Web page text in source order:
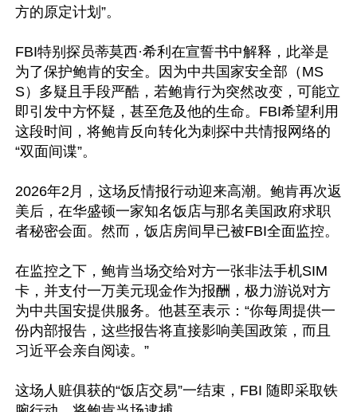
方的原定计划”。
FBI特别探员蒂莫西·希利在宣誓书中解释，此举是
为了保护鲍肯的安全。因为中共国家安全部（MS
S）多疑且手段严酷，若鲍肯行为突然改变，可能立
即引发中方怀疑，甚至危及他的生命。FBI希望利用
这段时间，将鲍肯反向转化为刺探中共情报网络的
“双面间谍”。
2026年2月，这场反情报行动迎来高潮。鲍肯再次返
美后，在华盛顿一家知名饭店与那名美国政府求职
者秘密会面。然而，饭店房间早已被FBI全面监控。
在监控之下，鲍肯当场交给对方一张非法手机SIM
卡，并支付一万美元现金作为报酬，极力游说对方
为中共国安提供服务。他甚至表示：“你每周提供一
份内部报告，这些报告将直接影响美国政策，而且
习近平会亲自阅读。”
这场人赃俱获的“饭店交易”一结束，FBI 随即采取铁